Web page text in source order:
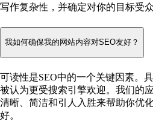
写作复杂性，并确定对你的目标受
我如何确保我的网站内容对SEO友好？
可读性是SEO中的一个关键因素。
被认为更受搜索引擎欢迎。我们的
清晰、简洁和引人入胜来帮助你优
好。